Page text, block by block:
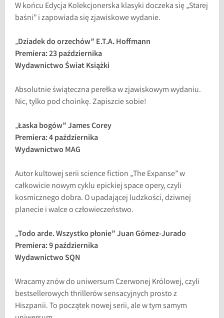
W końcu Edycja Kolekcjonerska klasyki doczeka się „Starej
baśni” i zapowiada się zjawiskowe wydanie.
„Dziadek do orzechów” E.T.A. Hoffmann
Premiera: 23 października
Wydawnictwo Świat Książki
Absolutnie świąteczna perełka w zjawiskowym wydaniu.
Nic, tylko pod choinkę. Zapiszcie sobie!
„Łaska bogów” James Corey
Premiera: 4 października
Wydawnictwo MAG
Autor kultowej serii science fiction „The Expanse” w
całkowicie nowym cyklu epickiej space opery, czyli
kosmicznego dobra. O upadającej ludzkości, dziwnej
planecie i walce o człowieczeństwo.
„Todo arde. Wszystko płonie” Juan Gómez-Jurado
Premiera: 9 października
Wydawnictwo SQN
Wracamy znów do uniwersum Czerwonej Królowej, czyli
bestsellerowych thrillerów sensacyjnych prosto z
Hiszpanii. To początek nowej serii, ale w tym samym